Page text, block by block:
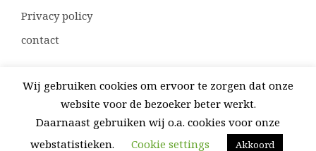
Privacy policy
contact
Ondersteund door WordPress|Thema:Amadeusdoor
Themeisle.
Wij gebruiken cookies om ervoor te zorgen dat onze
website voor de bezoeker beter werkt.
Daarnaast gebruiken wij o.a. cookies voor onze
webstatistieken.
Cookie settings Akkoord